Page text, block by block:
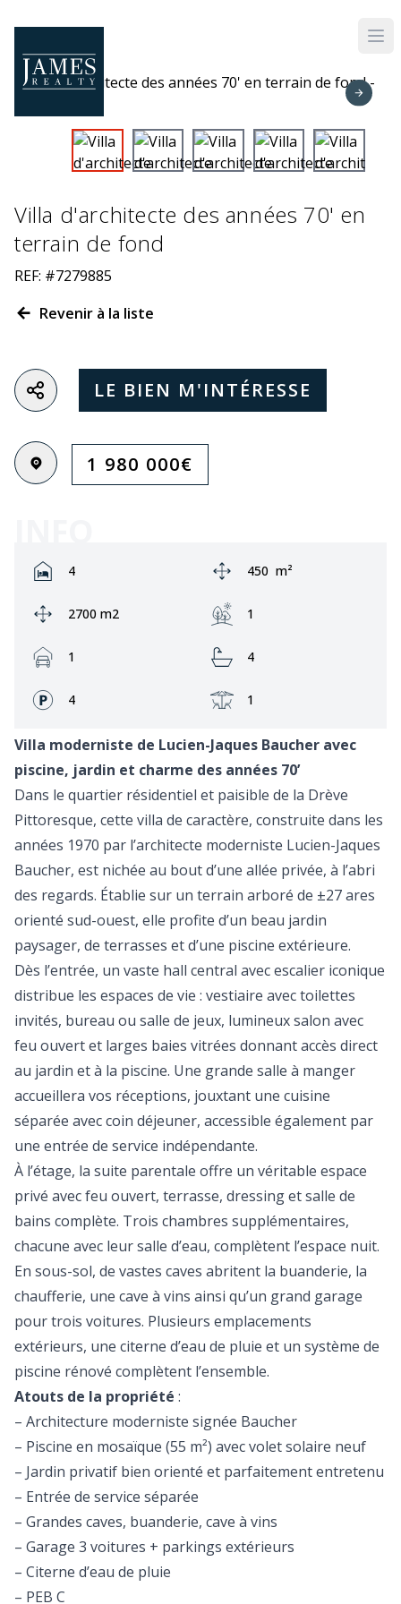
Villa d'architecte des années 70' en
terrain de fond
REF: #7279885
Revenir à la liste
LE BIEN M'INTÉRESSE
1 980 000€
Rooms:
4 Zone:
450 m²
Ground area:
2700 m2 Jardin:
1
Garage:
1 Bathrooms:
4
Façades:
4 Terrasse:
1
Villa moderniste de Lucien-Jaques Baucher avec
piscine, jardin et charme des années 70’
Dans le quartier résidentiel et paisible de la Drève
Pittoresque, cette villa de caractère, construite dans les
années 1970 par l’architecte moderniste Lucien-Jaques
Baucher, est nichée au bout d’une allée privée, à l’abri
des regards. Établie sur un terrain arboré de ±27 ares
orienté sud-ouest, elle profite d’un beau jardin
paysager, de terrasses et d’une piscine extérieure.
Dès l’entrée, un vaste hall central avec escalier iconique
distribue les espaces de vie : vestiaire avec toilettes
invités, bureau ou salle de jeux, lumineux salon avec
feu ouvert et larges baies vitrées donnant accès direct
au jardin et à la piscine. Une grande salle à manger
accueillera vos réceptions, jouxtant une cuisine
séparée avec coin déjeuner, accessible également par
une entrée de service indépendante.
À l’étage, la suite parentale offre un véritable espace
privé avec feu ouvert, terrasse, dressing et salle de
bains complète. Trois chambres supplémentaires,
chacune avec leur salle d’eau, complètent l’espace nuit.
En sous-sol, de vastes caves abritent la buanderie, la
chaufferie, une cave à vins ainsi qu’un grand garage
pour trois voitures. Plusieurs emplacements
extérieurs, une citerne d’eau de pluie et un système de
piscine rénové complètent l’ensemble.
Atouts de la propriété :
– Architecture moderniste signée Baucher
– Piscine en mosaïque (55 m²) avec volet solaire neuf
– Jardin privatif bien orienté et parfaitement entretenu
– Entrée de service séparée
– Grandes caves, buanderie, cave à vins
– Garage 3 voitures + parkings extérieurs
– Citerne d’eau de pluie
– PEB C